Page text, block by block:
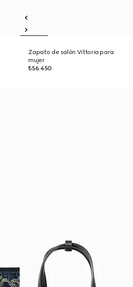
Zapato de salón Vittoria para
mujer
₺56.450